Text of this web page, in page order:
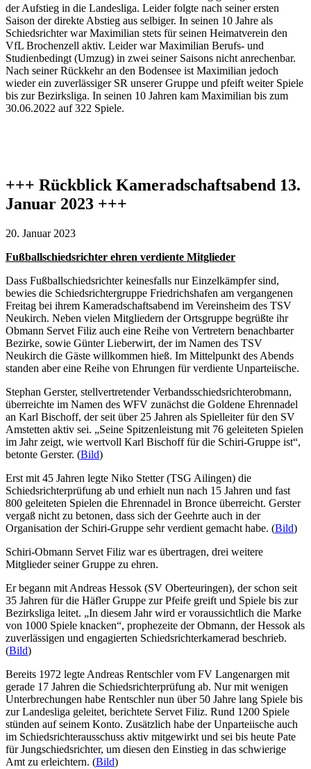
der Aufstieg in die Landesliga. Leider folgte nach seiner ersten
Saison der direkte Abstieg aus selbiger. In seinen 10 Jahre als
Schiedsrichter war Maximilian stets für seinen Heimatverein den
VfL Brochenzell aktiv. Leider war Maximilian Berufs- und
Studienbedingt (Umzug) in zwei seiner Saisons nicht anrechenbar.
Nach seiner Rückkehr an den Bodensee ist Maximilian jedoch
wieder ein zuverlässiger SR unserer Gruppe und pfeift weiter Spiele
bis zur Bezirksliga. In seinen 10 Jahren kam Maximilian bis zum
30.06.2022 auf 322 Spiele.
+++ Rückblick Kameradschaftsabend 13.
Januar 2023 +++
20. Januar 2023
Fußballschiedsrichter ehren verdiente Mitglieder
Dass Fußballschiedsrichter keinesfalls nur Einzelkämpfer sind,
bewies die Schiedsrichtergruppe Friedrichshafen am vergangenen
Freitag bei ihrem Kameradschaftsabend im Vereinsheim des TSV
Neukirch. Neben vielen Mitgliedern der Ortsgruppe begrüßte ihr
Obmann Servet Filiz auch eine Reihe von Vertretern benachbarter
Bezirke, sowie Günter Lieberwirt, der im Namen des TSV
Neukirch die Gäste willkommen hieß. Im Mittelpunkt des Abends
standen aber eine Reihe von Ehrungen für verdiente Unparteiische.
Stephan Gerster, stellvertretender Verbandsschiedsrichterobmann,
überreichte im Namen des WFV zunächst die Goldene Ehrennadel
an Karl Bischoff, der seit über 25 Jahren als Spielleiter für den SV
Amstetten aktiv sei. „Seine Spitzenleistung mit 76 geleiteten Spielen
im Jahr zeigt, wie wertvoll Karl Bischoff für die Schiri-Gruppe ist“,
betonte Gerster. (Bild)
Erst mit 45 Jahren legte Niko Stetter (TSG Ailingen) die
Schiedsrichterprüfung ab und erhielt nun nach 15 Jahren und fast
800 geleiteten Spielen die Ehrennadel in Bronce überreicht. Gerster
vergaß nicht zu betonen, dass sich der Geehrte auch in der
Organisation der Schiri-Gruppe sehr verdient gemacht habe. (Bild)
Schiri-Obmann Servet Filiz war es übertragen, drei weitere
Mitglieder seiner Gruppe zu ehren.
Er begann mit Andreas Hessok (SV Oberteuringen), der schon seit
35 Jahren für die Häfler Gruppe zur Pfeife greift und Spiele bis zur
Bezirksliga leitet. „In diesem Jahr wird er voraussichtlich die Marke
von 1000 Spiele knacken“, prophezeite der Obmann, der Hessok als
zuverlässigen und engagierten Schiedsrichterkamerad beschrieb.
(Bild)
Bereits 1972 legte Andreas Rentschler vom FV Langenargen mit
gerade 17 Jahren die Schiedsrichterprüfung ab. Nur mit wenigen
Unterbrechungen habe Rentschler nun über 50 Jahre lang Spiele bis
zur Landesliga geleitet, berichtete Servet Filiz. Rund 1200 Spiele
stünden auf seinem Konto. Zusätzlich habe der Unparteiische auch
im Schiedsrichterausschuss aktiv mitgewirkt und sei bis heute Pate
für Jungschiedsrichter, um diesen den Einstieg in das schwierige
Amt zu erleichtern. (Bild)